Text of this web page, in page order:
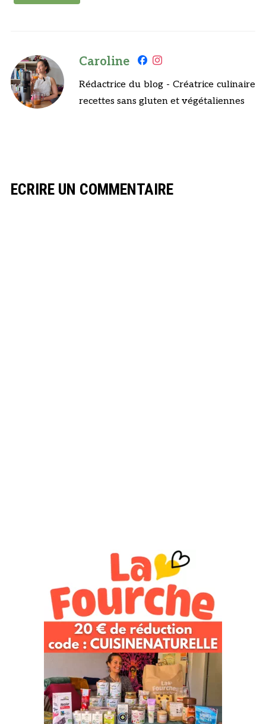
Caroline
Rédactrice du blog - Créatrice culinaire
recettes sans gluten et végétaliennes
ECRIRE UN COMMENTAIRE